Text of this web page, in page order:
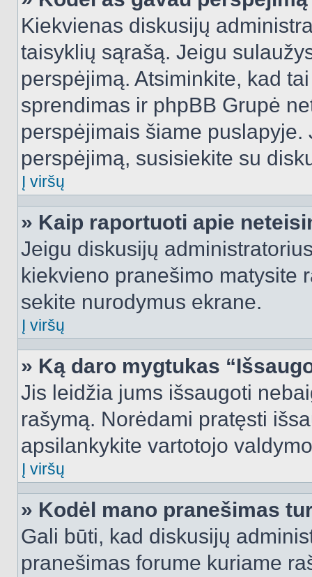
Kiekvienas diskusijų
taisyklių sąrašą. Jeigu
perspėjimą. Atsiminkite, kad
sprendimas ir phpBB Grupė
perspėjimais šiame
perspėjimą, susisiekite su
Į viršų
» Kaip raportuoti apie
Jeigu diskusijų
kiekvieno pranešimo matysite
sekite nurodymus ekrane.
Į viršų
» Ką daro mygtukas
Jis leidžia jums išsaugoti
rašymą. Norėdami pratęsti
apsilankykite vartotojo
Į viršų
» Kodėl mano pranešimas
Gali būti, kad diskusijų
pranešimas forume kuriame